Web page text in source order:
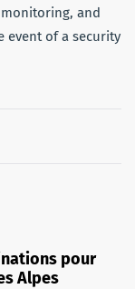
and
event of a security
pour
Alpes